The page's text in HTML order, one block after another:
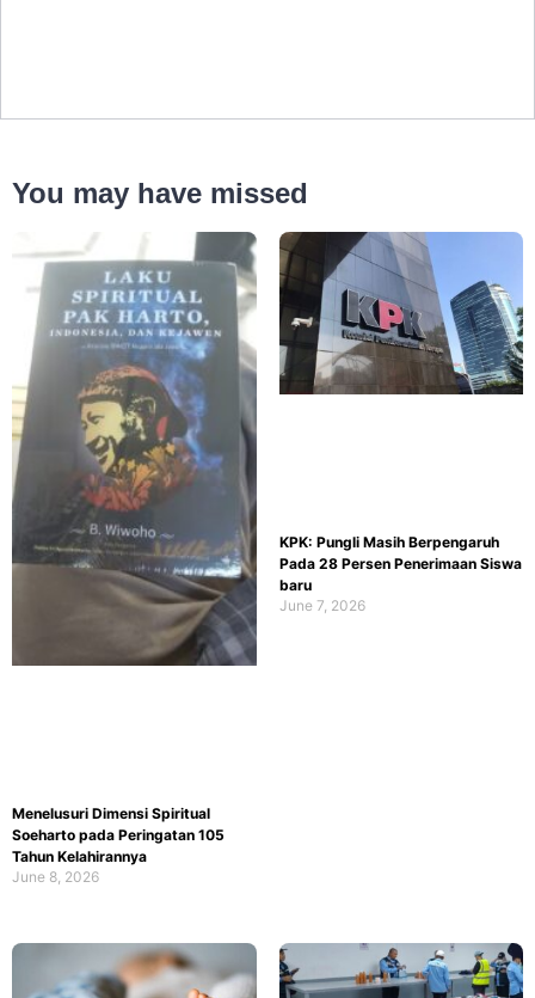
You may have missed
Menelusuri Dimensi Spiritual
Soeharto pada Peringatan 105
Tahun Kelahirannya
June 8, 2026
KPK: Pungli Masih Berpengaruh
Pada 28 Persen Penerimaan Siswa
baru
June 7, 2026